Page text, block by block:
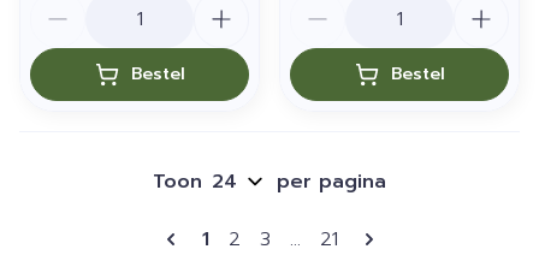
Bestel Bestel
Pagina's
U lees momenteel pagina
1 Pagina
2 Pagina
3 ... Pagina
21
Toon per pagina